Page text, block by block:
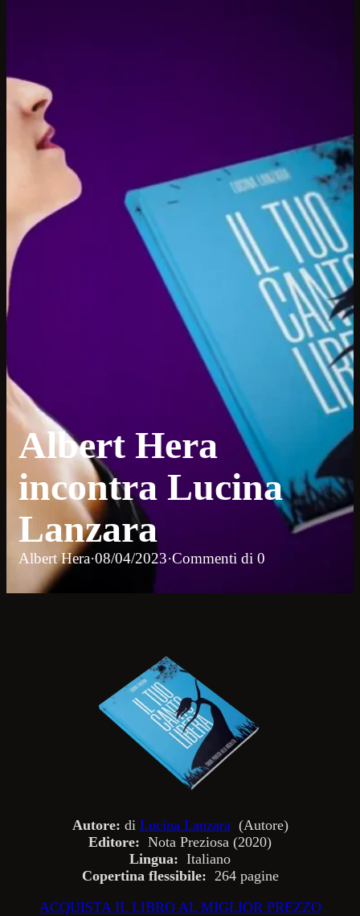
Albert Hera
incontra Lucina
Lanzara
Albert Hera·08/04/2023·Commenti di 0
Autore: di Lucina Lanzara (Autore)
Editore: ‎ Nota Preziosa (2020)
Lingua: ‎ Italiano
Copertina flessibile: ‎ 264 pagine
ACQUISTA IL LIBRO AL MIGLIOR PREZZO